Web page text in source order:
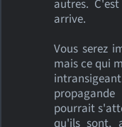
autres.
arrive.
Vous serez
mais ce qui
pourrait
qu'ils sont,